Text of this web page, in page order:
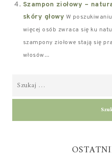
Szampon ziołowy –
skóry głowy W
więcej osób zwraca się ku
szampony ziołowe stają się
włosów....